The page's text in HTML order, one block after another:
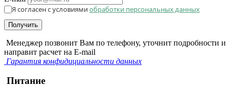
Я согласен с условиямиобработки персональных данных
Получить
Менеджер позвонит Вам по телефону, уточнит подробности и
направит расчет на E-mail
Гарантия конфидициальности данных
Питание